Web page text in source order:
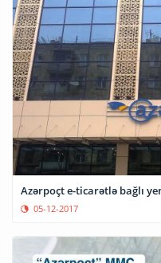
Azərpoçt e-ticarətlə bağlı
05-12-2017